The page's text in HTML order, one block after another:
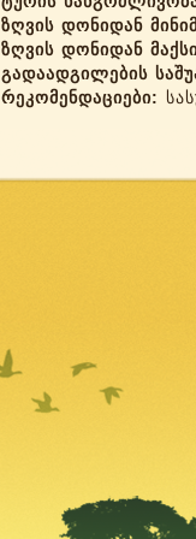
ზღვის დონიდან
ზღვის დონიდან
გადაადგილების
რეკომენდაციები: